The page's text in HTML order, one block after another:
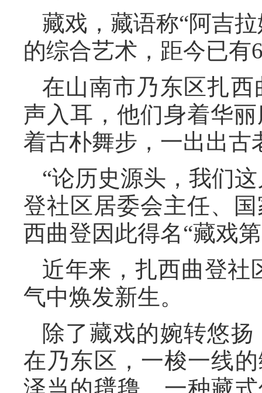
藏戏，藏语称“阿吉
的综合艺术，距今已有
在山南市乃东区扎
声入耳，他们身着华
着古朴舞步，一出出古
“论历史源头，我们
登社区居委会主任、
西曲登因此得名“藏戏
近年来，扎西曲登社
气中焕发新生。
除了藏戏的婉转悠
在乃东区，一梭一线